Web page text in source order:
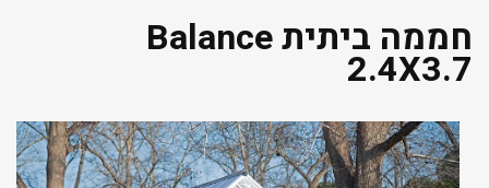
חממה ביתית Balance
2.4X3.7